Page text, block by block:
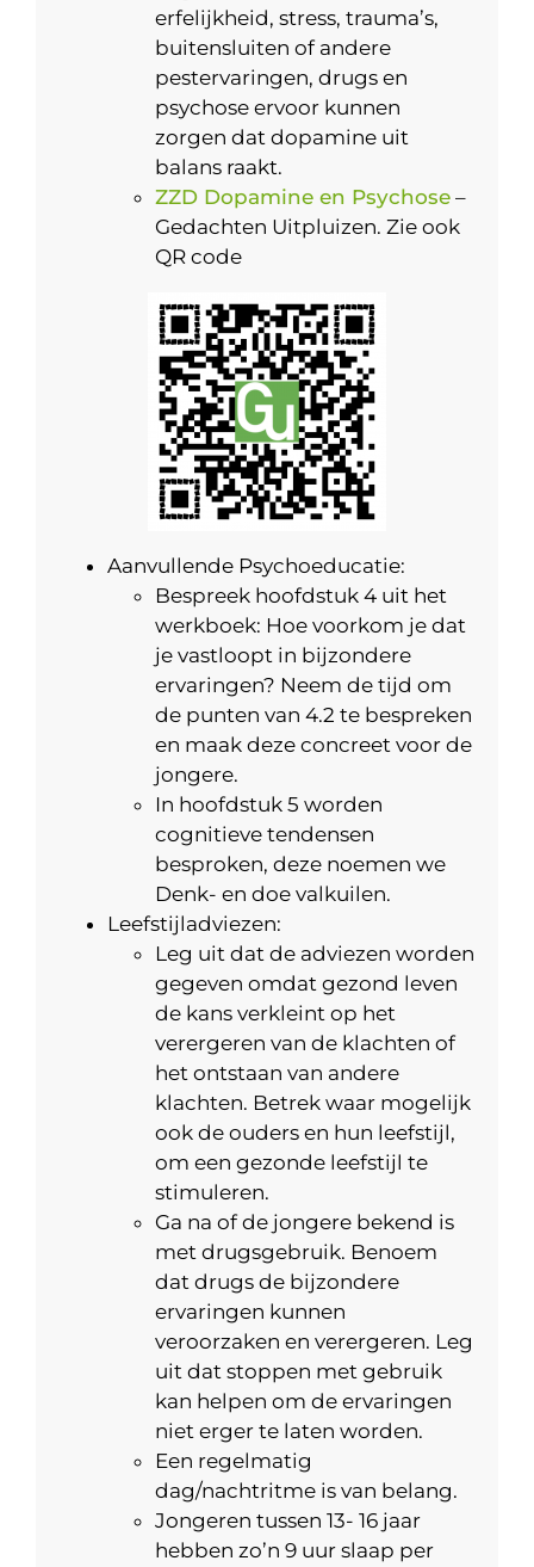
erfelijkheid, stress, trauma’s,
buitensluiten of andere
pestervaringen, drugs en
psychose ervoor kunnen
zorgen dat dopamine uit
balans raakt.
ZZD Dopamine en Psychose –
Gedachten Uitpluizen. Zie ook
QR code
Aanvullende Psychoeducatie:
Bespreek hoofdstuk 4 uit het
werkboek: Hoe voorkom je dat
je vastloopt in bijzondere
ervaringen? Neem de tijd om
de punten van 4.2 te bespreken
en maak deze concreet voor de
jongere.
In hoofdstuk 5 worden
cognitieve tendensen
besproken, deze noemen we
Denk- en doe valkuilen.
Leefstijladviezen:
Leg uit dat de adviezen worden
gegeven omdat gezond leven
de kans verkleint op het
verergeren van de klachten of
het ontstaan van andere
klachten. Betrek waar mogelijk
ook de ouders en hun leefstijl,
om een gezonde leefstijl te
stimuleren.
Ga na of de jongere bekend is
met drugsgebruik. Benoem
dat drugs de bijzondere
ervaringen kunnen
veroorzaken en verergeren. Leg
uit dat stoppen met gebruik
kan helpen om de ervaringen
niet erger te laten worden.
Een regelmatig
dag/nachtritme is van belang.
Jongeren tussen 13- 16 jaar
hebben zo’n 9 uur slaap per